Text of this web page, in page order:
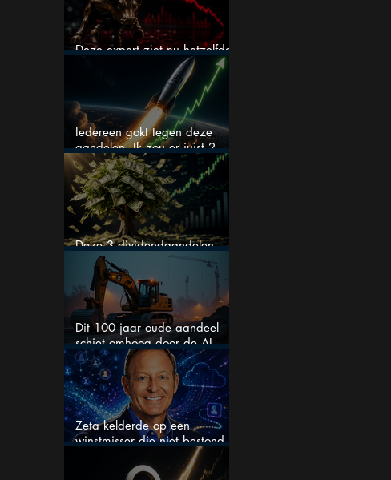
Deze expert ziet nu hetzelfde
als voor de crash van 1987
Iedereen gokt tegen deze
aandelen. Ik zou er juist 2
kopen
Deze 3 dividendaandelen
kunnen binnenkort flink stijgen
Dit 100 jaar oude aandeel
schiet omhoog door de AI-
boom
Zeta kelderde op een
winstmisser die niet bestond
maar zijn de aandelen
koopwaardig?